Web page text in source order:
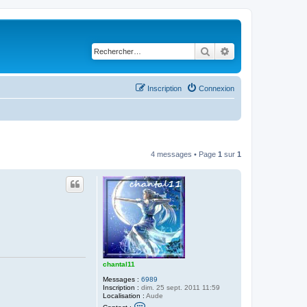
Rechercher
Connexion
Inscription
4 messages • Page 1 sur 1
chantal11
Messages : 6989
Inscription : dim. 25 sept. 2011 11:59
Localisation : Aude